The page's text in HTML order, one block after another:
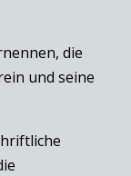
die
und seine